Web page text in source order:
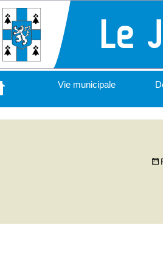
Vie municipale